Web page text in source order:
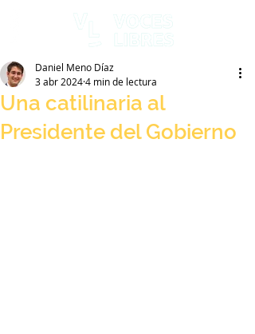
Una catilinaria al
Presidente del Gobierno
Daniel Meno Díaz
3 abr 20244 min de lectura